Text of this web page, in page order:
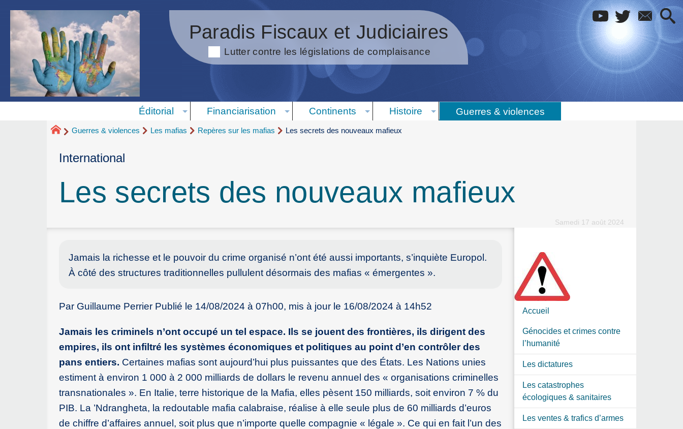
Paradis Fiscaux et Judiciaires
Lutter contre les législations de complaisance
Éditorial Financiarisation Continents Histoire Guerres & violences
Guerres & violences Les mafias Repères sur les mafias Les secrets des nouveaux mafieux
International
Les secrets des nouveaux mafieux
Samedi 17 août 2024
Jamais la richesse et le pouvoir du crime organisé n’ont été aussi importants, s’inquiète Europol.
À côté des structures traditionnelles pullulent désormais des mafias « émergentes ».
Par Guillaume Perrier Publié le 14/08/2024 à 07h00, mis à jour le 16/08/2024 à 14h52
Jamais les criminels n’ont occupé un tel espace. Ils se jouent des frontières, ils dirigent des
empires, ils ont infiltré les systèmes économiques et politiques au point d’en contrôler des
pans entiers. Certaines mafias sont aujourd’hui plus puissantes que des États. Les Nations unies
estiment à environ 1 000 à 2 000 milliards de dollars le revenu annuel des « organisations criminelles
transnationales ». En Italie, terre historique de la Mafia, elles pèsent 150 milliards, soit environ 7 % du
PIB. La ’Ndrangheta, la redoutable mafia calabraise, réalise à elle seule plus de 60 milliards d’euros
de chiffre d’affaires annuel, soit plus que n’importe quelle compagnie « légale ». Ce qui en fait l’un des
Accueil
Génocides et crimes contre
l’humanité
Les dictatures
Les catastrophes
écologiques & sanitaires
Les ventes & trafics d’armes